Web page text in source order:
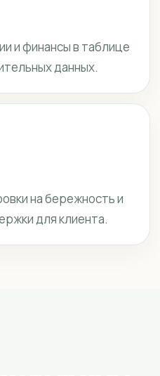
и финансы в таблице
данных.
на бережность и
для клиента.